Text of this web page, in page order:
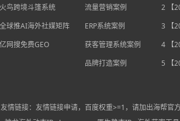
火鸟跨境斗篷系统
全球推AI海外社媒矩阵
亿网搜免费GEO
流量营销案例
ERP系统案例
获客管理系统案例
品牌打造案例
独立
2 【
后，
3 【
宽，
4 【
后，
5 【
友情链接：友情链接申请，百度权重>=1，请加出海帮官